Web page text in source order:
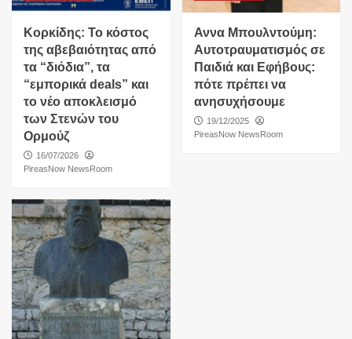
Κορκίδης: Το κόστος
της αβεβαιότητας από
τα “διόδια”, τα
“εμπορικά deals” και
το νέο αποκλεισμό
των Στενών του
Ορμούζ
16/07/2026
PireasNow NewsRoom
Αννα Μπουλντούμη:
Αυτοτραυματισμός σε
Παιδιά και Εφήβους:
πότε πρέπει να
ανησυχήσουμε
19/12/2025
PireasNow NewsRoom